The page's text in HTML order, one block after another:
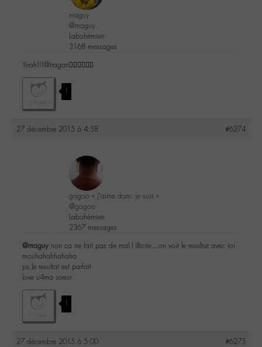
maguy
@maguy
Labohémien
3168 messages
Yeah!!!@tragan👍🏼👍🏼👍🏼
1
27 décembre 2015 à 4:58 #6274
gagoo « j’aime donc je suis »
@gagoo
Labohémien
2367 messages
@maguy non ca ne fait pas de mal l illicite…on voit le resultat avec toi
mouhahahhahaha
ps:le resultat est parfait
love u4ma soeur
1
27 décembre 2015 à 5:00 #6275